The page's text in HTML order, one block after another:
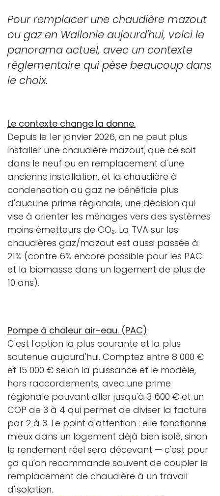
Pour remplacer une chaudière mazout
ou gaz en Wallonie aujourd'hui, voici le
panorama actuel, avec un contexte
réglementaire qui pèse beaucoup dans
le choix.
Le contexte change la donne.
Depuis le 1er janvier 2026, on ne peut plus
installer une chaudière mazout, que ce soit
dans le neuf ou en remplacement d'une
ancienne installation, et la chaudière à
condensation au gaz ne bénéficie plus
d'aucune prime régionale, une décision qui
vise à orienter les ménages vers des systèmes
moins émetteurs de CO₂. La TVA sur les
chaudières gaz/mazout est aussi passée à
21% (contre 6% encore possible pour les PAC
et la biomasse dans un logement de plus de
10 ans).
Pompe à chaleur air-eau. (PAC)
C'est l'option la plus courante et la plus
soutenue aujourd'hui. Comptez entre 8 000 €
et 15 000 € selon la puissance et le modèle,
hors raccordements, avec une prime
régionale pouvant aller jusqu'à 3 600 € et un
COP de 3 à 4 qui permet de diviser la facture
par 2 à 3. Le point d'attention : elle fonctionne
mieux dans un logement déjà bien isolé, sinon
le rendement réel sera décevant — c'est pour
ça qu'on recommande souvent de coupler le
remplacement de chaudière à un travail
d'isolation.